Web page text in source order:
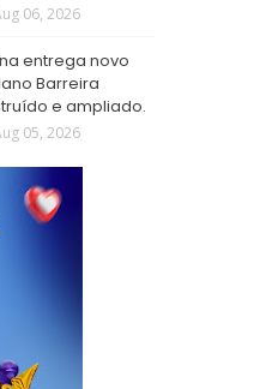
06, 2026
entrega novo
Barreira
e ampliado.
05, 2026